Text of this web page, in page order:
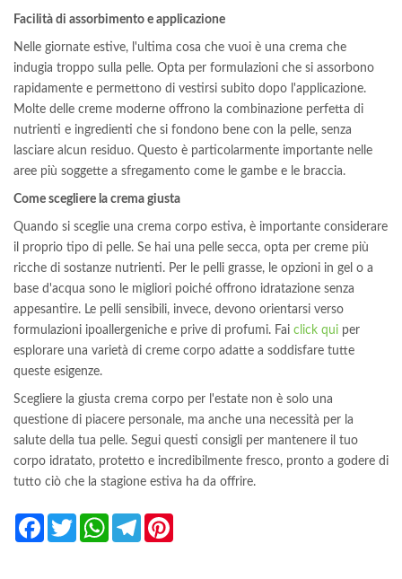
Facilità di assorbimento e applicazione
Nelle giornate estive, l'ultima cosa che vuoi è una crema che
indugia troppo sulla pelle. Opta per formulazioni che si assorbono
rapidamente e permettono di vestirsi subito dopo l'applicazione.
Molte delle creme moderne offrono la combinazione perfetta di
nutrienti e ingredienti che si fondono bene con la pelle, senza
lasciare alcun residuo. Questo è particolarmente importante nelle
aree più soggette a sfregamento come le gambe e le braccia.
Come scegliere la crema giusta
Quando si sceglie una crema corpo estiva, è importante considerare
il proprio tipo di pelle. Se hai una pelle secca, opta per creme più
ricche di sostanze nutrienti. Per le pelli grasse, le opzioni in gel o a
base d'acqua sono le migliori poiché offrono idratazione senza
appesantire. Le pelli sensibili, invece, devono orientarsi verso
formulazioni ipoallergeniche e prive di profumi. Fai click qui per
esplorare una varietà di creme corpo adatte a soddisfare tutte
queste esigenze.
Scegliere la giusta crema corpo per l'estate non è solo una
questione di piacere personale, ma anche una necessità per la
salute della tua pelle. Segui questi consigli per mantenere il tuo
corpo idratato, protetto e incredibilmente fresco, pronto a godere di
tutto ciò che la stagione estiva ha da offrire.
FacebookTwitter WhatsApp
Telegram